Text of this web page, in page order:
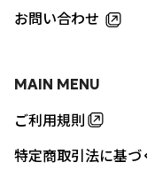
MAIN MENU
ご利用規則
特定商取引法に基づ
お問い合わせ